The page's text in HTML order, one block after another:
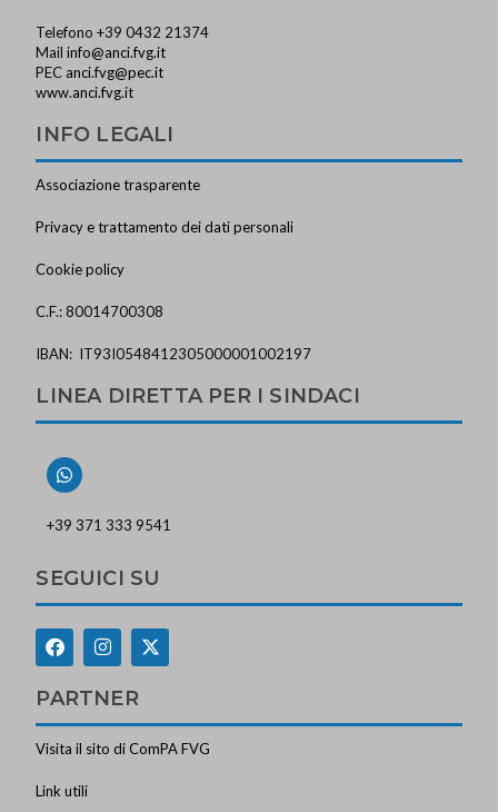
Telefono +39 0432 21374
Mailinfo@anci.fvg.it
PEC anci.fvg@pec.it
www.anci.fvg.it
INFO LEGALI
Associazione trasparente
Privacy e trattamento dei dati personali
Cookie policy
C.F.: 80014700308
IBAN: IT93I0548412305000001002197
LINEA DIRETTA PER I SINDACI
+39 371 333 9541
SEGUICI SU
PARTNER
Visita il sito di ComPA FVG
Link utili